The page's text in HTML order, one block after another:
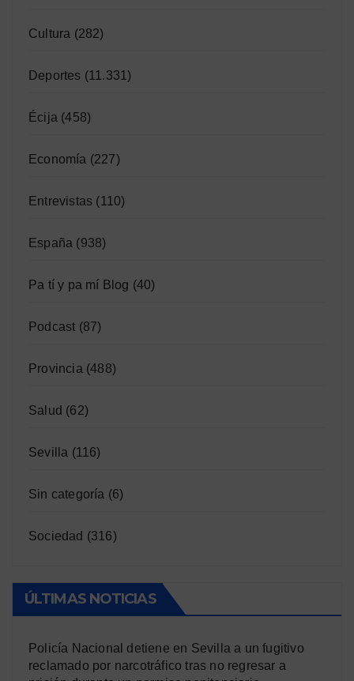
Cultura (282)
Deportes (11.331)
Écija (458)
Economía (227)
Entrevistas (110)
España (938)
Pa tí y pa mí Blog (40)
Podcast (87)
Provincia (488)
Salud (62)
Sevilla (116)
Sin categoría (6)
Sociedad (316)
ÚLTIMAS NOTICIAS
Policía Nacional detiene en Sevilla a un fugitivo
reclamado por narcotráfico tras no regresar a